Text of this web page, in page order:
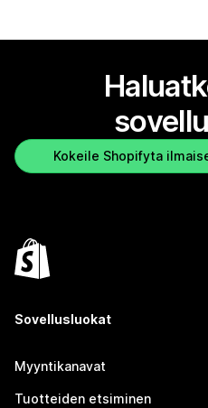
Kokeile Shopifyta
Sovellusluokat
Myyntikanavat
Tuotteiden etsiminen